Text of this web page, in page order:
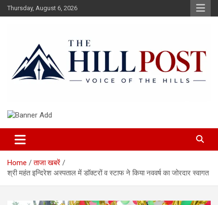
Skip
to
Thursday, August 6, 2026
The Hillpost
Home
ताजा खबरें
श्री महंत इन्दिरेश अस्पताल में डाॅक्टरों व स्टाफ ने किया नववर्ष का जोरदार स्वागत